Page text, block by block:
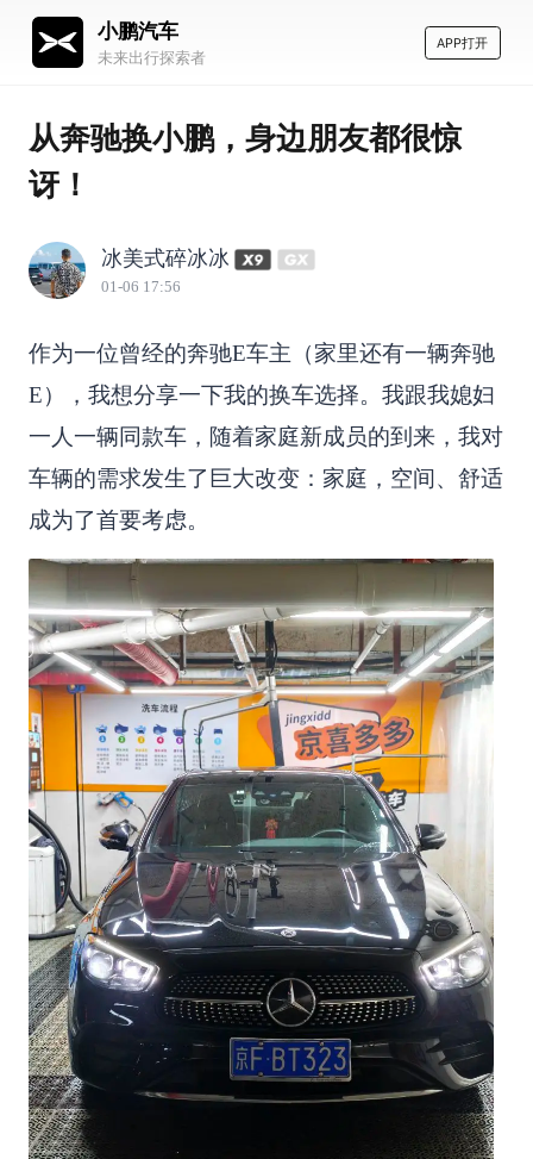
小鹏汽车
未来出行探索者
APP打开
从奔驰换小鹏，身边朋友都很惊
讶！
冰美式碎冰冰
01-06 17:56
作为一位曾经的奔驰E车主（家里还有一辆奔驰
E），我想分享一下我的换车选择。我跟我媳妇
一人一辆同款车，随着家庭新成员的到来，我对
车辆的需求发生了巨大改变：家庭，空间、舒适
成为了首要考虑。